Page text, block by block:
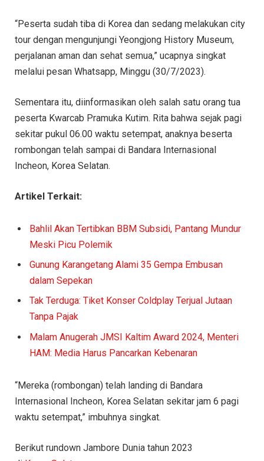
“Peserta sudah tiba di Korea dan sedang melakukan city
tour dengan mengunjungi Yeongjong History Museum,
perjalanan aman dan sehat semua,” ucapnya singkat
melalui pesan Whatsapp, Minggu (30/7/2023).
Sementara itu, diinformasikan oleh salah satu orang tua
peserta Kwarcab Pramuka Kutim. Rita bahwa sejak pagi
sekitar pukul 06.00 waktu setempat, anaknya beserta
rombongan telah sampai di Bandara Internasional
Incheon, Korea Selatan.
Artikel Terkait:
Bahlil Akan Tertibkan BBM Subsidi, Pantang Mundur
Meski Picu Polemik
Gunung Karangetang Alami 35 Gempa Embusan
dalam Sepekan
Tak Terduga: Tiket Konser Coldplay Terjual Jutaan
Tanpa Pajak
Malam Anugerah JMSI Kaltim Award 2024, Menteri
HAM: Media Harus Pancarkan Kebenaran
“Mereka (rombongan) telah landing di Bandara
Internasional Incheon, Korea Selatan sekitar jam 6 pagi
waktu setempat,” imbuhnya singkat.
Berikut rundown Jambore Dunia tahun 2023